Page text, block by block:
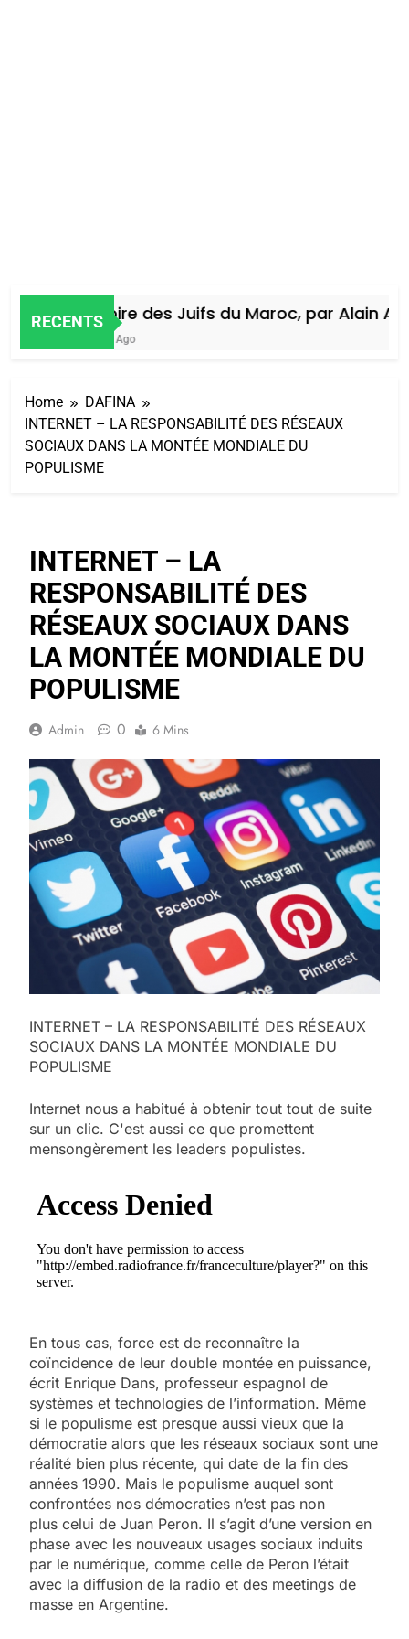
RECENTS
Histoire des Juifs du Maroc, par Alain Amiel
Home
DAFINA
INTERNET – LA RESPONSABILITÉ DES RÉSEAUX
SOCIAUX DANS LA MONTÉE MONDIALE DU
POPULISME
INTERNET – LA
RESPONSABILITÉ DES
RÉSEAUX SOCIAUX DANS
LA MONTÉE MONDIALE DU
POPULISME
Admin 0 6 Mins
INTERNET – LA RESPONSABILITÉ DES RÉSEAUX
SOCIAUX DANS LA MONTÉE MONDIALE DU
POPULISME
Internet nous a habitué à obtenir tout tout de suite
sur un clic. C'est aussi ce que promettent
mensongèrement les leaders populistes.
En tous cas, force est de reconnaître la
coïncidence de leur double montée en puissance,
écrit Enrique Dans, professeur espagnol de
systèmes et technologies de l’information. Même
si le populisme est presque aussi vieux que la
démocratie alors que les réseaux sociaux sont une
réalité bien plus récente, qui date de la fin des
années 1990. Mais le populisme auquel sont
confrontées nos démocraties n’est pas non
plus celui de Juan Peron. Il s’agit d’une version en
phase avec les nouveaux usages sociaux induits
par le numérique, comme celle de Peron l’était
avec la diffusion de la radio et des meetings de
masse en Argentine.